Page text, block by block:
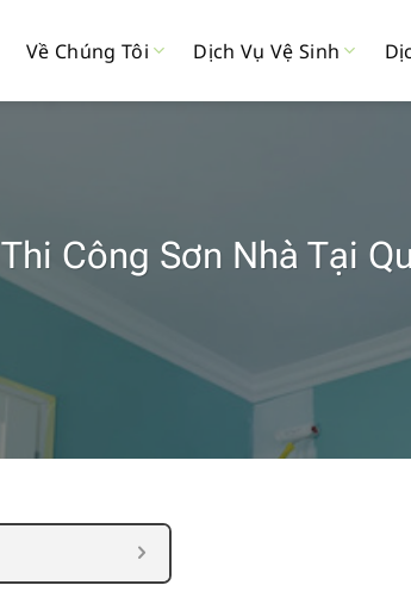
Về Chúng Tôi Dịch Vụ Vệ Sinh
Thi Công Sơn Nhà Tại